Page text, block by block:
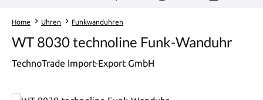
Home Uhren Funkwanduhren
WT 8030 technoline Funk-Wanduhr
TechnoTrade Import-Export GmbH